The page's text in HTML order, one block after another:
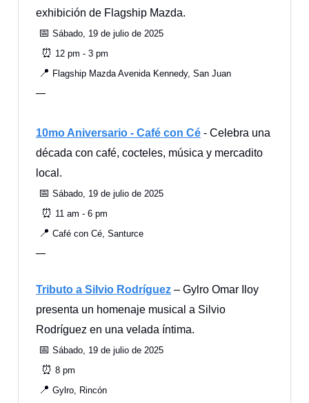
exhibición de Flagship Mazda.
📅 Sábado, 19 de julio de 2025
⏰ 12 pm - 3 pm
📍 Flagship Mazda Avenida Kennedy, San Juan
—
10mo Aniversario - Café con Cé - Celebra una
década con café, cocteles, música y mercadito
local.
📅 Sábado, 19 de julio de 2025
⏰ 11 am - 6 pm
📍 Café con Cé, Santurce
—
Tributo a Silvio Rodríguez – Gylro Omar Iloy
presenta un homenaje musical a Silvio
Rodríguez en una velada íntima.
📅 Sábado, 19 de julio de 2025
⏰ 8 pm
📍 Gylro, Rincón